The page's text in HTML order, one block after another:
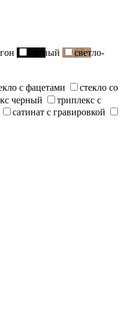
черный
светло-
с фацетами
стекло со
черный
триплекс с
сатинат с гравировкой